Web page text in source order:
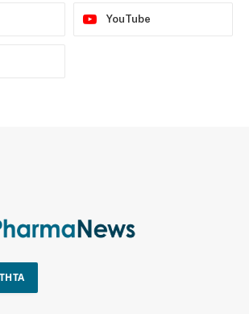
YouTube